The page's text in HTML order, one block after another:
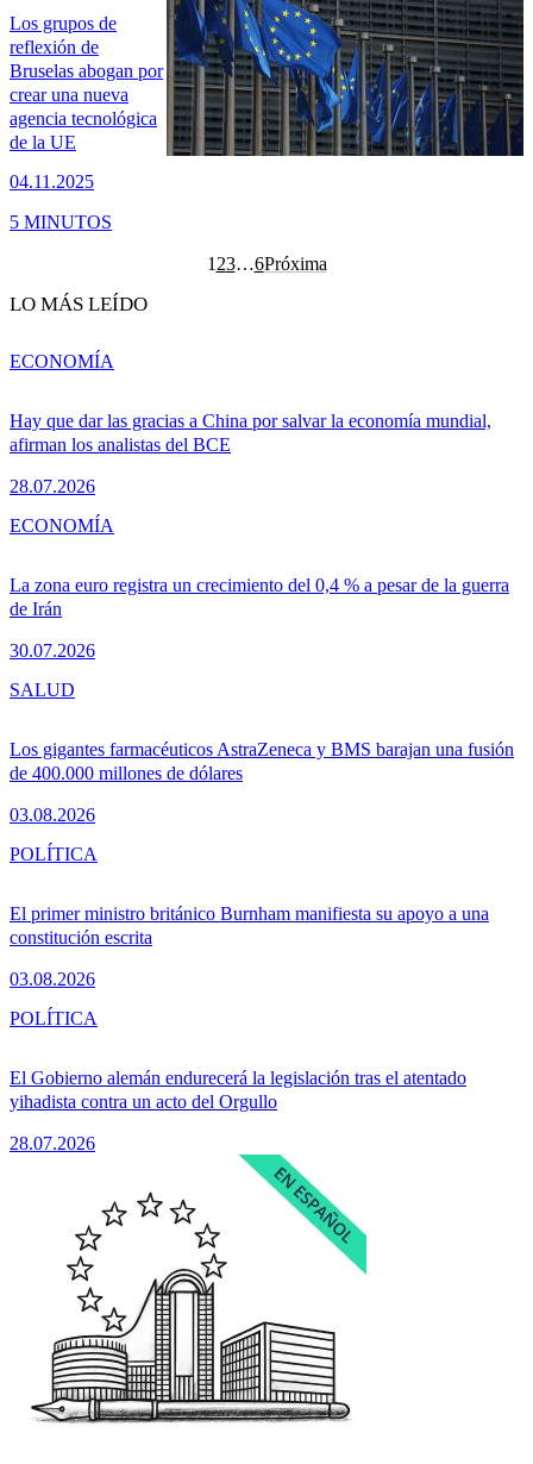
Los grupos de
reflexión de
Bruselas abogan por
crear una nueva
agencia tecnológica
de la UE
04.11.2025
5 MINUTOS
1 23…6Próxima
LO MÁS LEÍDO
Hay que dar las gracias a China por salvar la economía mundial,
afirman los analistas del BCE
28.07.2026
ECONOMÍA
La zona euro registra un crecimiento del 0,4 % a pesar de la guerra
de Irán
30.07.2026
ECONOMÍA
Los gigantes farmacéuticos AstraZeneca y BMS barajan una fusión
de 400.000 millones de dólares
03.08.2026
SALUD
El primer ministro británico Burnham manifiesta su apoyo a una
constitución escrita
03.08.2026
POLÍTICA
El Gobierno alemán endurecerá la legislación tras el atentado
yihadista contra un acto del Orgullo
28.07.2026
POLÍTICA